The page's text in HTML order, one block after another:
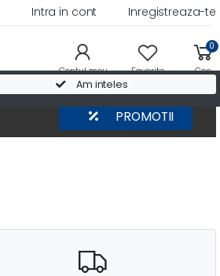
Am inteles
Intra in cont Inregistreaza-te
Contul meu Favorite
0
Cos
PROMOTII